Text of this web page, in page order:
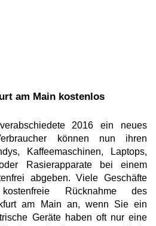
am Main kostenlos
2016 ein neues
können nun ihren
Kaffeemaschinen, Laptops,
Rasierapparate bei einem
abgeben. Viele Geschäfte
Rücknahme des
am Main an, wenn Sie ein
Geräte haben oft nur eine